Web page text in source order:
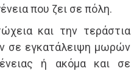
που ζει σε πόλη.
και την τεράστια
σε εγκατάλειψη μωρών
ή ακόμα και σε